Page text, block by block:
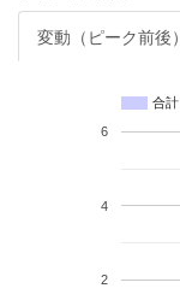
変動（ピーク前後）
合計
2
4
6